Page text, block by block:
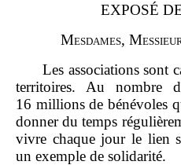
EXPOSÉ
Mesdames, M
Les associations sont
territoires. Au nombre
16 millions de bénévoles
donner du temps
vivre chaque jour le lien
un exemple de solidarité.